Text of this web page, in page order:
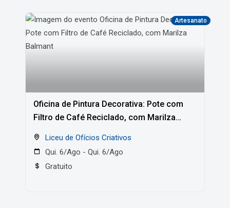
Artesanato
Oficina de Pintura Decorativa: Pote com
Filtro de Café Reciclado, com Marilza
Liceu de Ofícios Criativos
Qui. 6/Ago - Qui. 6/Ago
Gratuito